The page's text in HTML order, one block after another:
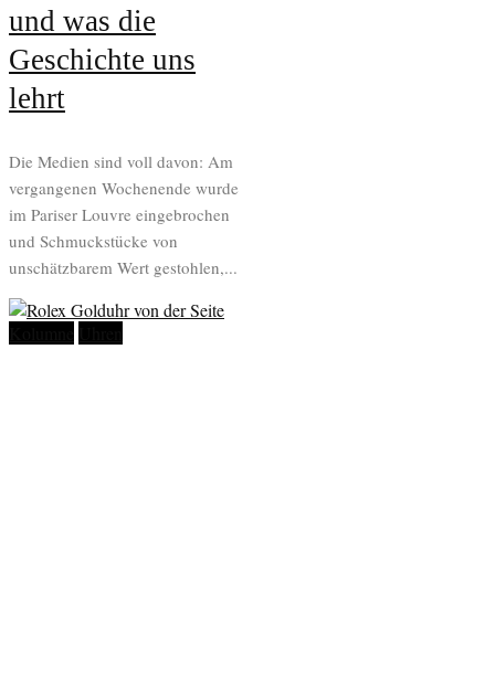
und was die
Geschichte uns
lehrt
Die Medien sind voll davon: Am
vergangenen Wochenende wurde
im Pariser Louvre eingebrochen
und Schmuckstücke von
unschätzbarem Wert gestohlen,...